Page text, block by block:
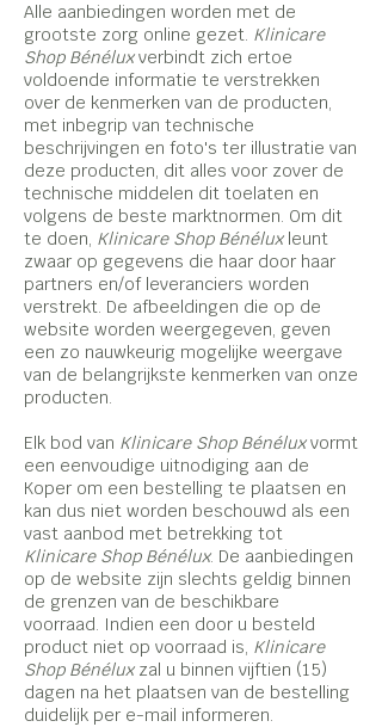
Alle aanbiedingen worden met de
grootste zorg online gezet. Klinicare
Shop Bénéluxverbindt zich ertoe
voldoende informatie te verstrekken
over de kenmerken van de producten,
met inbegrip van technische
beschrijvingen en foto's ter illustratie van
deze producten, dit alles voor zover de
technische middelen dit toelaten en
volgens de beste marktnormen. Om dit
te doen, Klinicare Shop Bénélux leunt
zwaar op gegevens die haar door haar
partners en/of leveranciers worden
verstrekt. De afbeeldingen die op de
website worden weergegeven, geven
een zo nauwkeurig mogelijke weergave
van de belangrijkste kenmerken van onze
producten.
Elk bod van Klinicare Shop Bénéluxvormt
een eenvoudige uitnodiging aan de
Koper om een bestelling te plaatsen en
kan dus niet worden beschouwd als een
vast aanbod met betrekking tot
Klinicare Shop Bénélux. De aanbiedingen
op de website zijn slechts geldig binnen
de grenzen van de beschikbare
voorraad. Indien een door u besteld
product niet op voorraad is, Klinicare
Shop Bénélux zal u binnen vijftien (15)
dagen na het plaatsen van de bestelling
duidelijk per e-mail informeren.